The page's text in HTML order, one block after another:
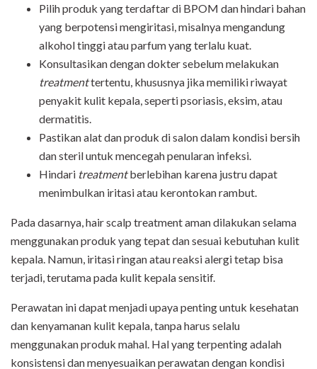
Pilih produk yang terdaftar di BPOM dan hindari bahan
yang berpotensi mengiritasi, misalnya mengandung
alkohol tinggi atau parfum yang terlalu kuat.
Konsultasikan dengan dokter sebelum melakukan
treatmenttertentu, khususnya jika memiliki riwayat
penyakit kulit kepala, seperti psoriasis, eksim, atau
dermatitis.
Pastikan alat dan produk di salon dalam kondisi bersih
dan steril untuk mencegah penularan infeksi.
Hindari treatmentberlebihan karena justru dapat
menimbulkan iritasi atau kerontokan rambut.
Pada dasarnya, hair scalp treatment aman dilakukan selama
menggunakan produk yang tepat dan sesuai kebutuhan kulit
kepala. Namun, iritasi ringan atau reaksi alergi tetap bisa
terjadi, terutama pada kulit kepala sensitif.
Perawatan ini dapat menjadi upaya penting untuk kesehatan
dan kenyamanan kulit kepala, tanpa harus selalu
menggunakan produk mahal. Hal yang terpenting adalah
konsistensi dan menyesuaikan perawatan dengan kondisi